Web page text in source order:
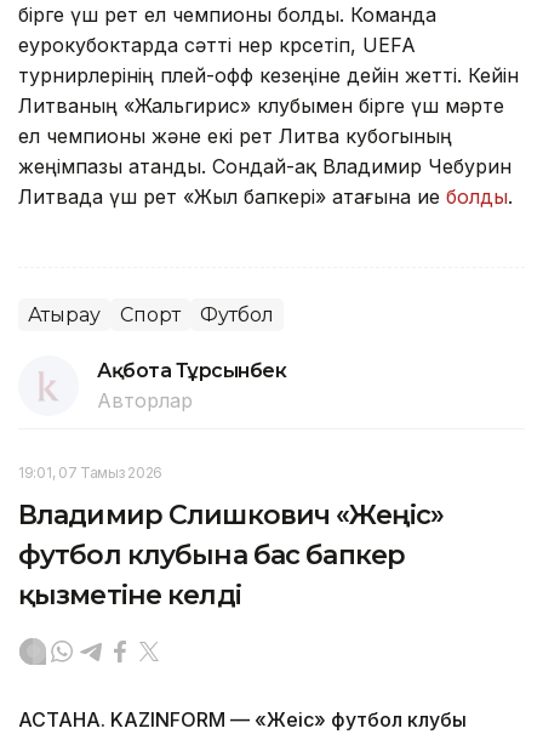
бірге үш рет ел чемпионы болды. Команда
еурокубоктарда сәтті өнер көрсетіп, UEFA
турнирлерінің плей-офф кезеңіне дейін жетті. Кейін
Литваның «Жальгирис» клубымен бірге үш мәрте
ел чемпионы және екі рет Литва кубогының
жеңімпазы атанды. Сондай-ақ Владимир Чебурин
Литвада үш рет «Жыл бапкері» атағына ие болды.
Атырау Спорт Футбол
Ақбота Тұрсынбек
Авторлар
19:01, 07 Тамыз 2026
Владимир Слишкович «Жеңіс»
футбол клубына бас бапкер
қызметіне келді
АСТАНА. KAZINFORM — «Жеңіс» футбол клубы